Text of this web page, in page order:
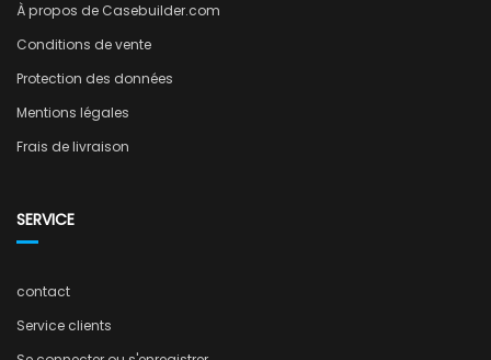
À propos de Casebuilder.com
Conditions de vente
Protection des données
Mentions légales
Frais de livraison
SERVICE
contact
Service clients